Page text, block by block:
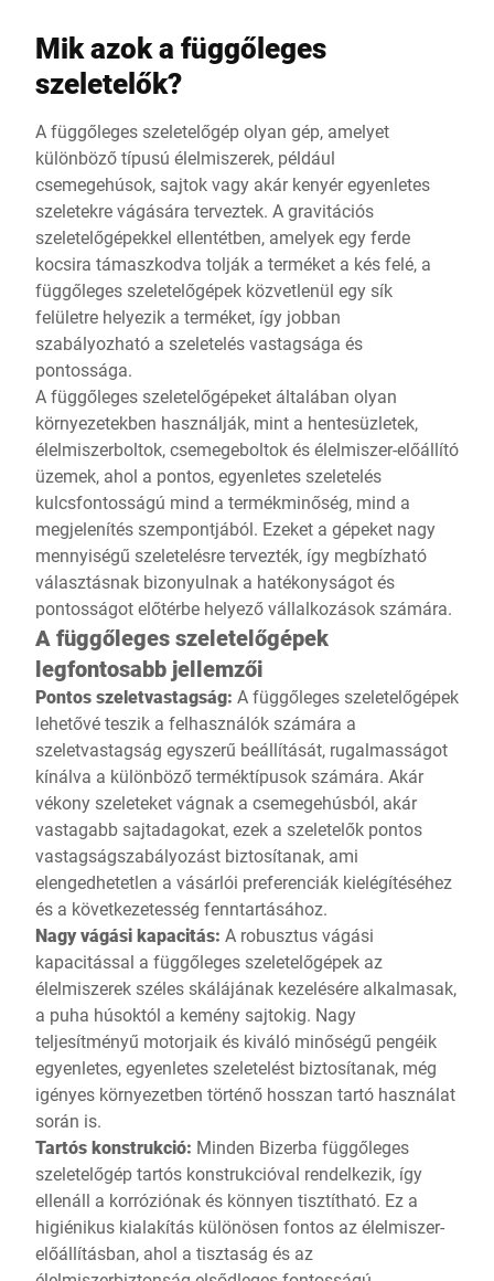
kiszolgálás során nem
szakad meg fölöslegesen
kiválóan alkalmas az
előkészítés helyszínén
végzett folyamatok
digitalizálására is:
MyOrder megoldásunk
segítségével a
rendeléseket közvetlenül
a Flex érintőképernyőjén
keresztül is kezelheti, és
készíteni az előre
megrendelt árut. Így
amikor a vásárló
megérkezik a pulthoz,
hogy elvigye a megrendelt
árucikkeket, azok már
készen várják –
felszeletelve,
becsomagolva és
felcímkézve.
Mik azok a függőleges
szeletelők?
A függőleges szeletelőgép olyan gép, amelyet
különböző típusú élelmiszerek, például
csemegehúsok, sajtok vagy akár kenyér egyenletes
szeletekre vágására terveztek. A gravitációs
szeletelőgépekkel ellentétben, amelyek egy ferde
kocsira támaszkodva tolják a terméket a kés felé, a
függőleges szeletelőgépek közvetlenül egy sík
felületre helyezik a terméket, így jobban
szabályozható a szeletelés vastagsága és
pontossága.
A függőleges szeletelőgépeket általában olyan
környezetekben használják, mint a hentesüzletek,
élelmiszerboltok, csemegeboltok és élelmiszer-előállító
üzemek, ahol a pontos, egyenletes szeletelés
kulcsfontosságú mind a termékminőség, mind a
megjelenítés szempontjából. Ezeket a gépeket nagy
mennyiségű szeletelésre tervezték, így megbízható
választásnak bizonyulnak a hatékonyságot és
pontosságot előtérbe helyező vállalkozások számára.
A függőleges szeletelőgépek
legfontosabb jellemzői
Pontos szeletvastagság: A függőleges szeletelőgépek
lehetővé teszik a felhasználók számára a
szeletvastagság egyszerű beállítását, rugalmasságot
kínálva a különböző terméktípusok számára. Akár
vékony szeleteket vágnak a csemegehúsból, akár
vastagabb sajtadagokat, ezek a szeletelők pontos
vastagságszabályozást biztosítanak, ami
elengedhetetlen a vásárlói preferenciák kielégítéséhez
és a következetesség fenntartásához.
Nagy vágási kapacitás: A robusztus vágási
kapacitással a függőleges szeletelőgépek az
élelmiszerek széles skálájának kezelésére alkalmasak,
a puha húsoktól a kemény sajtokig. Nagy
teljesítményű motorjaik és kiváló minőségű pengéik
egyenletes, egyenletes szeletelést biztosítanak, még
igényes környezetben történő hosszan tartó használat
során is.
Tartós konstrukció: Minden Bizerba függőleges
szeletelőgép tartós konstrukcióval rendelkezik, így
ellenáll a korróziónak és könnyen tisztítható. Ez a
higiénikus kialakítás különösen fontos az élelmiszer-
előállításban, ahol a tisztaság és az